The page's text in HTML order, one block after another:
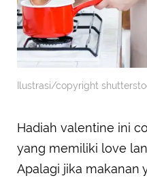
Ilustrasi/copyright
Hadiah valentine ini
yang memiliki love
Apalagi jika makanan